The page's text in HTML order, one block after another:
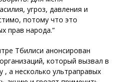
угроз, давления и
потому что это
прав народа.”
Тбилиси анонсирован
который вызвал в
а несколько ультраправых